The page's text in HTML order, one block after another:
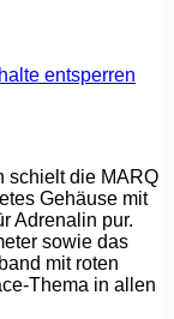
entsperren
schielt die MARQ
Gehäuse mit
Adrenalin pur.
sowie das
mit roten
Thema in allen